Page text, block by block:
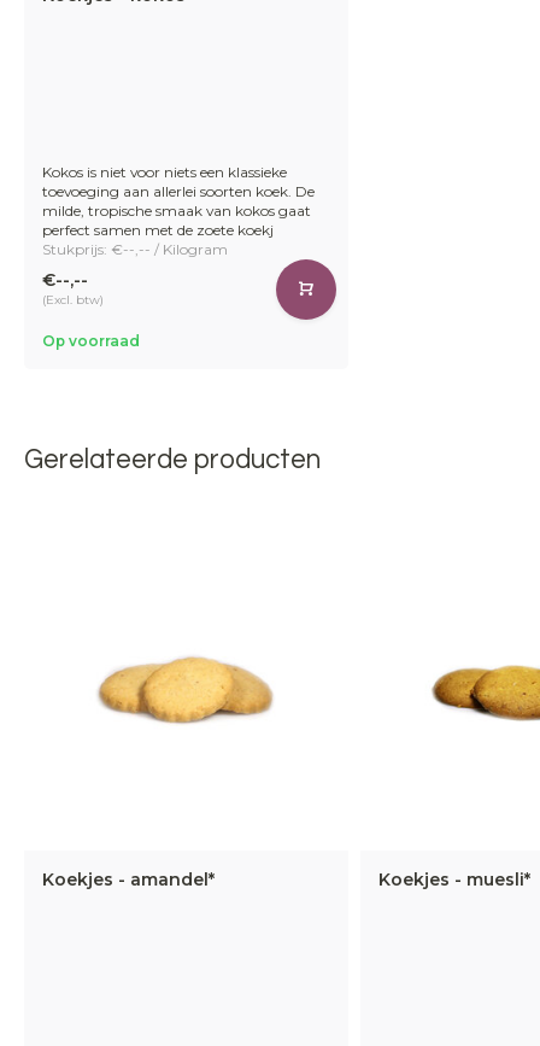
Kokos is niet voor niets een klassieke
toevoeging aan allerlei soorten koek. De
milde, tropische smaak van kokos gaat
perfect samen met de zoete koekj
Stukprijs: €--,-- / Kilogram
€--,--
(Excl. btw)
Op voorraad
Gerelateerde producten
Koekjes - amandel* Koekjes - muesli*